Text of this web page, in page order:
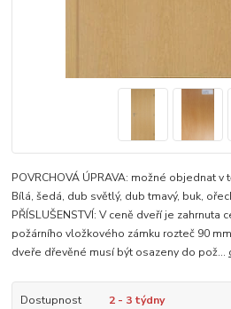
POVRCHOVÁ ÚPRAVA: možné objednat v
Bílá, šedá, dub světlý, dub tmavý, buk,
PŘÍSLUŠENSTVÍ: V ceně dveří je zahrnuta
požárního vložkového zámku rozteč 90
dveře dřevěné musí být osazeny do pož...
Dostupnost
2 - 3 týdny